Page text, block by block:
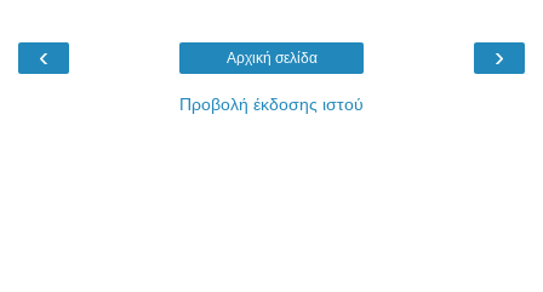
‹ ›
Αρχική σελίδα
Προβολή έκδοσης ιστού